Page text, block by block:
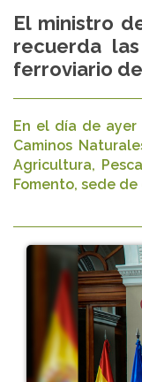
El ministro
recuerda
ferroviario
En el día de
Caminos
Agricultura,
Fomento, sede